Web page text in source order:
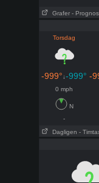
Grafer - Prognos
Torsdag
-999°↓-999° -
0 mph
N
-
Dagligen -